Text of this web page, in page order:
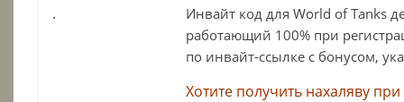
.
Инвайт код для World of Tanks
работающий 100% при
по инвайт-ссылке с бонусом,
Хотите получить нахаляву